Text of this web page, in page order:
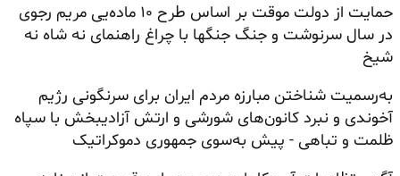
حمایت از دولت موقت بر اساس طرح ۱۰ ماده‌یی مریم رجوی
در سال سرنوشت و جنگ جنگها با چراغ راهنمای نه شاه نه
شیخ
به‌رسمیت شناختن مبارزه مردم ایران برای سرنگونی رژیم
آخوندی و نبرد کانون‌های شورشی و ارتش آزادیبخش با سپاه
ظلمت و تباهی - پیش به‌سوی جمهوری دموکراتیک